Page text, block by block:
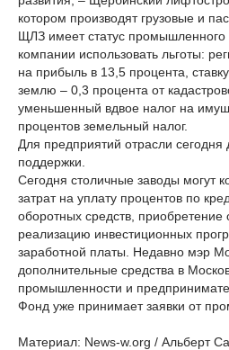
котором производят грузовые и
ЩЛЗ имеет статус промышленного
компании использовать льготы:
на прибыль в 13,5 процента,
землю – 0,3 процента от
уменьшенный вдвое налог на
процентов земельный налог.
Для предприятий отрасли
поддержки.
Сегодня столичные заводы могут
затрат на уплату процентов по
оборотных средств, приобретение
реализацию инвестиционных
заработной платы. Недавно мэр
дополнительные средства в
промышленности и
Фонд уже принимает заявки от
Материал: News-w.org / Альберт